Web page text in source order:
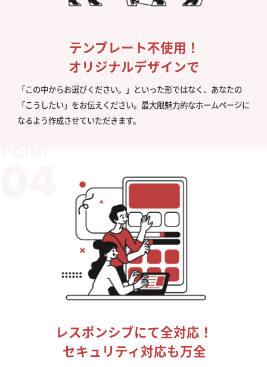
テンプレート不使用！
オリジナルデザインで
「この中からお選びください。」といった形ではなく、あなたの
「こうしたい」をお伝えください。最大限魅力的なホームページに
なるよう作成させていただきます。
レスポンシブにて全対応！
セキュリティ対応も万全